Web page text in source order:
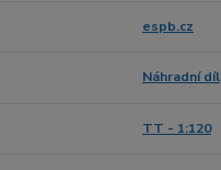
espb.cz
Náhradní díl
TT - 1:120